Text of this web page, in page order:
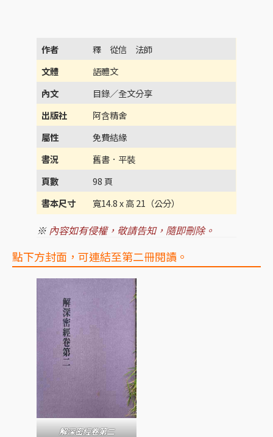
作者 釋 從信 法師
文體 語體文
內文 目錄／全文分享
出版社 阿含精舍
屬性 免費結緣
書況 舊書．平裝
頁數 98 頁
書本尺寸寬14.8 x 高 21（公分）
※ 內容如有侵權，敬請告知，隨即刪除。
點下方封面，可連結至第二冊閱讀。
解深密經卷第二